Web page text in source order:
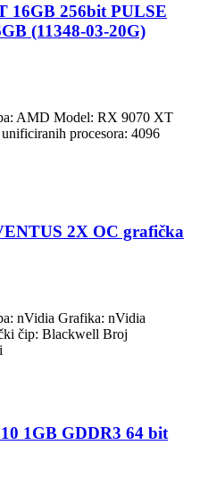
16GB 256bit PULSE
(11348-03-20G)
AMD Model: RX 9070 XT
procesora: 4096
2X OC grafička
nVidia Grafika: nVidia
čip: Blackwell Broj
1GB GDDR3 64 bit